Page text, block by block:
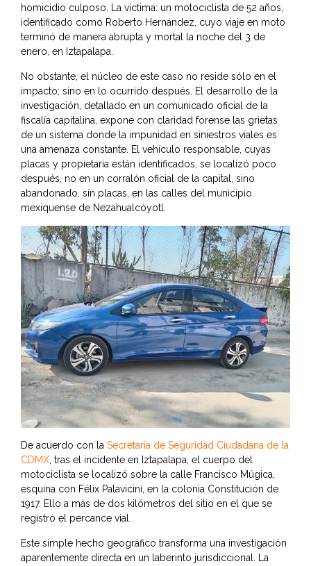
homicidio culposo. La víctima: un motociclista de 52 años,
identificado como Roberto Hernández, cuyo viaje en moto
terminó de manera abrupta y mortal la noche del 3 de
enero, en Iztapalapa.
No obstante, el núcleo de este caso no reside sólo en el
impacto; sino en lo ocurrido después. El desarrollo de la
investigación, detallado en un comunicado oficial de la
fiscalía capitalina, expone con claridad forense las grietas
de un sistema donde la impunidad en siniestros viales es
una amenaza constante. El vehículo responsable, cuyas
placas y propietaria están identificados, se localizó poco
después, no en un corralón oficial de la capital, sino
abandonado, sin placas, en las calles del municipio
mexiquense de Nezahualcóyotl.
De acuerdo con la Secretaría de Seguridad Ciudadana de la
CDMX, tras el incidente en Iztapalapa, el cuerpo del
motociclista se localizó sobre la calle Francisco Múgica,
esquina con Félix Palavicini, en la colonia Constitución de
1917. Ello a más de dos kilómetros del sitio en el que se
registró el percance vial.
Este simple hecho geográfico transforma una investigación
aparentemente directa en un laberinto jurisdiccional. La